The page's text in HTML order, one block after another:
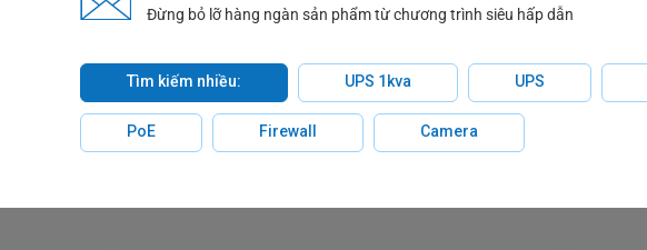
Đừng bỏ lỡ hàng ngàn sản phẩm từ chương trình siêu hấp dẫn
Tìm kiếm nhiều: UPS 1kva UPS
PoE Firewall Camera